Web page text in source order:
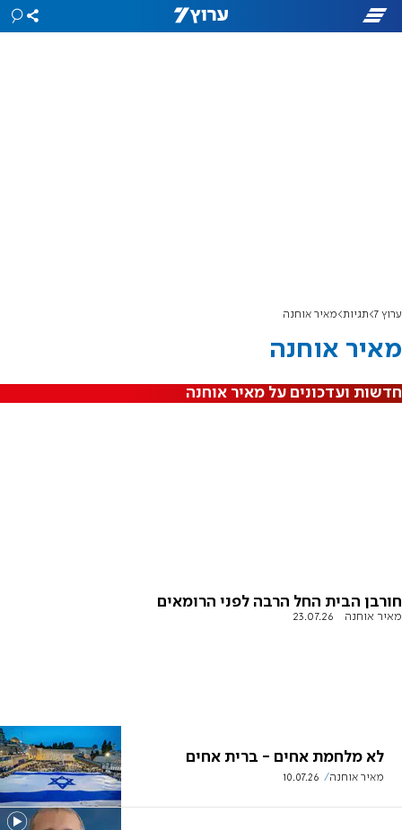
ערוץ 7 תגיות מאיר אוחנה
מאיר אוחנה
חדשות ועדכונים על מאיר אוחנה
חורבן הבית החל הרבה לפני הרומאים
מאיר אוחנה 23.07.26
לא מלחמת אחים - ברית אחים
מאיר אוחנה 10.07.26